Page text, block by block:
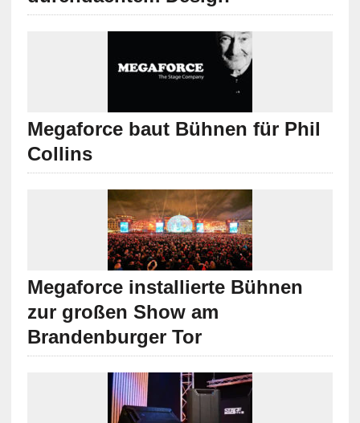
Megaforce baut Bühnen für Phil
Collins
Megaforce installierte Bühnen
zur großen Show am
Brandenburger Tor